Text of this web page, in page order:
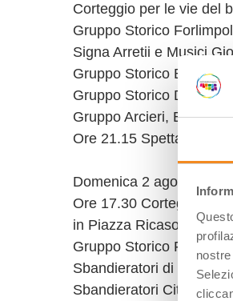
Corteggio per le vie del
Gruppo Storico
Signa Arretii e Musici
Gruppo Storico Bagno di
Gruppo Storico
Gruppo Arcieri,
Ore 21.15 Spettacoli in
Domenica 2 agosto
Ore 17.30 Corteggio per
in Piazza Ricasoli, con:
Gruppo Storico
Sbandieratori di
Sbandieratori Città di